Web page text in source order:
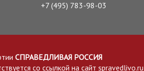
+7 (495) 783-98-03
СПРАВЕДЛИВАЯ РОССИЯ
со ссылкой на сайт spravedlivo.ru